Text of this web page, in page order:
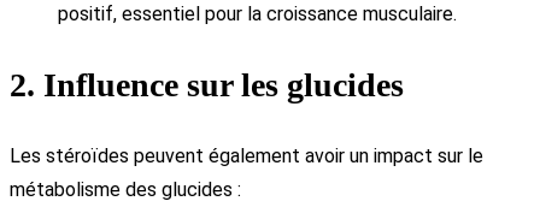
positif, essentiel pour la croissance musculaire.
2. Influence sur les glucides
Les stéroïdes peuvent également avoir un impact sur le
métabolisme des glucides :